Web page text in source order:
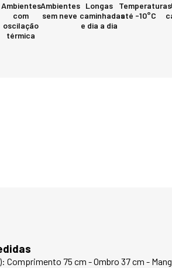
Ambientes
com
oscilação
térmica
Ambientes
sem neve
Longas
caminhadas
e dia a dia
Temperaturas
até -10°C
Comprimento 75 cm - Ombro 37 cm -